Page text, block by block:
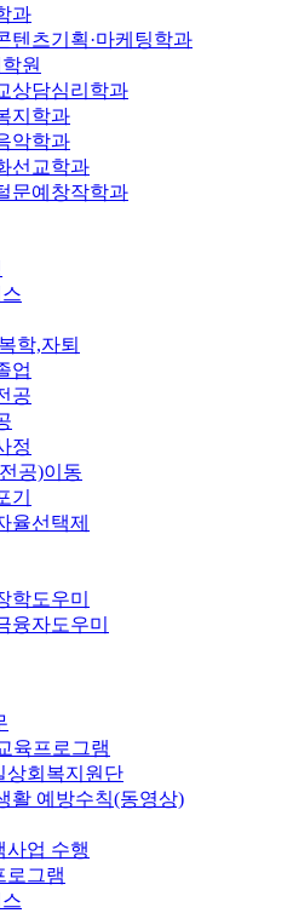
과
텐츠기획·마케팅학과
원
상담심리학과
지학과
악학과
선교학과
문예창작학과
학,자퇴
업
공
정
공)이동
기
율선택제
학도우미
융자도우미
육프로그램
상회복지원단
활 예방수칙(동영상)
사업 수행
로그램